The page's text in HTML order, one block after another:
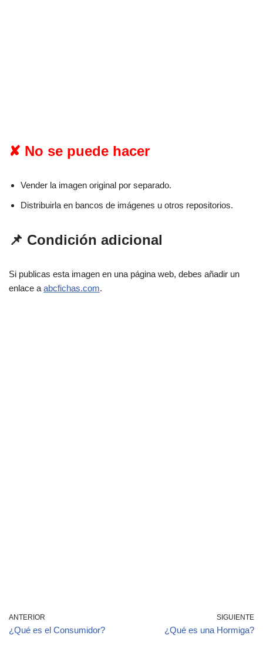
✘ No se puede hacer
Vender la imagen original por separado.
Distribuirla en bancos de imágenes u otros repositorios.
📌 Condición adicional
Si publicas esta imagen en una página web, debes añadir un
enlace a abcfichas.com.
ANTERIOR
¿Qué es el Consumidor?
SIGUIENTE
¿Qué es una Hormiga?